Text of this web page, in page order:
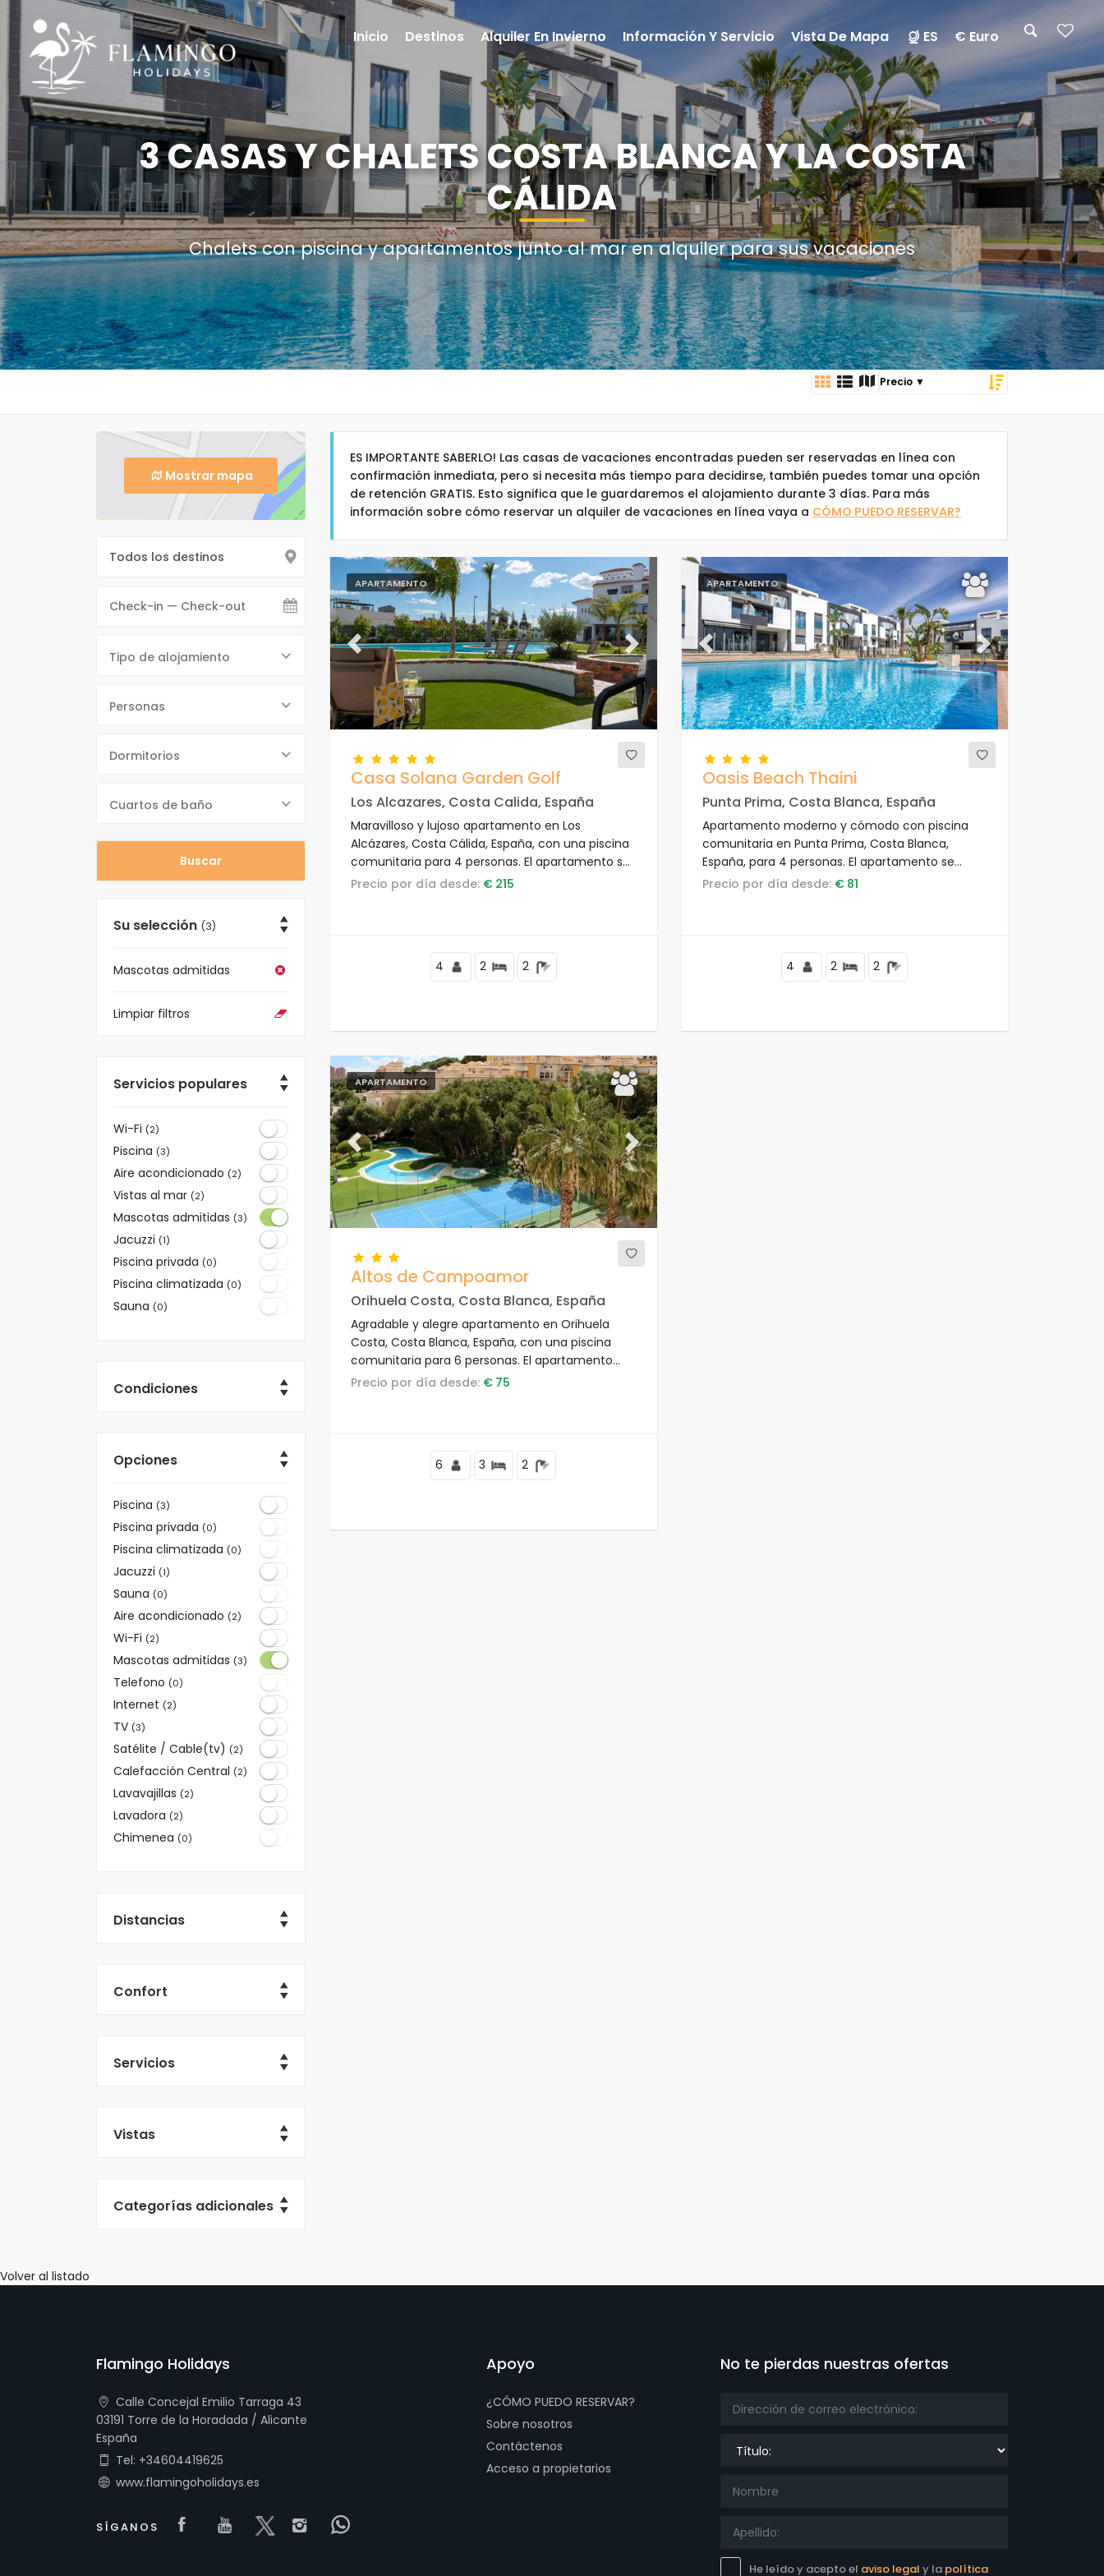
3 CASAS Y CHALETS COSTA BLANCA Y LA COSTA
CÁLIDA
Chalets con piscina y apartamentos junto al mar en alquiler para sus vacaciones
Mostrar mapa
Tipo de alojamiento
Personas
Dormitorios
Cuartos de baño
Su selección (3)
Mascotas admitidas
Limpiar filtros
Servicios populares
Wi-Fi (2)
Piscina (3)
Aire acondicionado (2)
Vistas al mar (2)
Mascotas admitidas (3)
Jacuzzi (1)
Piscina privada (0)
Piscina climatizada (0)
Sauna (0)
Condiciones
Opciones
Piscina (3)
Piscina privada (0)
Piscina climatizada (0)
Jacuzzi (1)
Sauna (0)
Aire acondicionado (2)
Wi-Fi (2)
Mascotas admitidas (3)
Telefono (0)
Internet (2)
TV (3)
Satélite / Cable(tv) (2)
Calefacción Central (2)
Lavavajillas (2)
Lavadora (2)
Chimenea (0)
Distancias
Confort
Servicios
Vistas
Categorías adicionales
ES IMPORTANTE SABERLO! Las casas de vacaciones encontradas pueden ser reservadas en línea con
confirmación inmediata, pero si necesita más tiempo para decidirse, también puedes tomar una opción
de retención GRATIS. Esto significa que le guardaremos el alojamiento durante 3 días. Para más
información sobre cómo reservar un alquiler de vacaciones en línea vaya a CÓMO PUEDO RESERVAR?
APARTAMENTO
Previous Next
Casa Solana Garden Golf
Los Alcazares, Costa Calida, España
Maravilloso y lujoso apartamento en Los
Alcázares, Costa Cálida, España, con una piscina
comunitaria para 4 personas. El apartamento se
encuentra cerca de tiendas y supermercados y
Precio por día desde: € 215
4 2 2
APARTAMENTO
Previous Next
Oasis Beach Thaini
Punta Prima, Costa Blanca, España
Apartamento moderno y cómodo con piscina
comunitaria en Punta Prima, Costa Blanca,
España, para 4 personas. El apartamento se
encuentra en una zona costera y residencial, a 3
Precio por día desde: € 81
4 2 2
APARTAMENTO
Previous Next
Altos de Campoamor
Orihuela Costa, Costa Blanca, España
Agradable y alegre apartamento en Orihuela
Costa, Costa Blanca, España, con una piscina
comunitaria para 6 personas. El apartamento
está situado en una zona arbolada, cerca de una
Precio por día desde: € 75
6 3 2
Volver al listado
Flamingo Holidays
Calle Concejal Emilio Tarraga 43
03191 Torre de la Horadada / Alicante
España
Tel: +34604419625
www.flamingoholidays.es
SÍGANOS Visit our Facebook page
Visit our youtube page
Visit our x page
Visit our isntagram page
Apoyo
¿CÓMO PUEDO RESERVAR?
Sobre nosotros
Contáctenos
Acceso a propietarios
No te pierdas nuestras ofertas
Título:
He leído y acepto el aviso legal y la política
Inicio Destinos Alquiler En Invierno Información Y Servicio Vista De Mapa ES € Euro